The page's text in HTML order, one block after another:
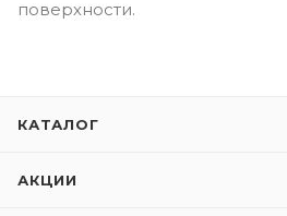
поверхности.
КАТАЛОГ
АКЦИИ